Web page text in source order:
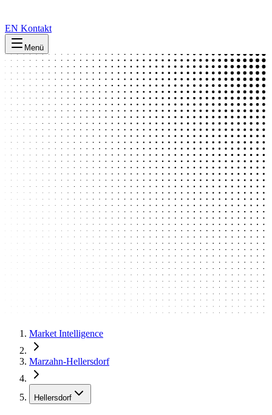
EN Kontakt
Menü
Market Intelligence
Marzahn-Hellersdorf
Hellersdorf